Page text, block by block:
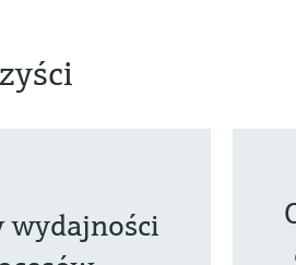
wydajności